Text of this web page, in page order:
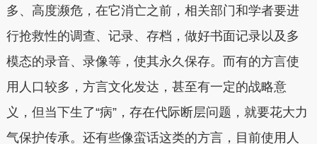
多、高度濒危，在它消亡之前，相关部门和学者要进
行抢救性的调查、记录、存档，做好书面记录以及多
模态的录音、录像等，使其永久保存。而有的方言使
用人口较多，方言文化发达，甚至有一定的战略意
义，但当下生了“病”，存在代际断层问题，就要花大力
气保护传承。还有些像蛮话这类的方言，目前使用人